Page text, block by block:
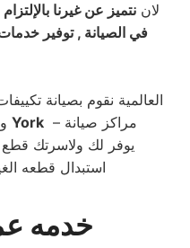
لان نتميز عن غيرنا
في الصيانة , توفير
York – مراكز صيانة
استبدال قطعه
خدمه